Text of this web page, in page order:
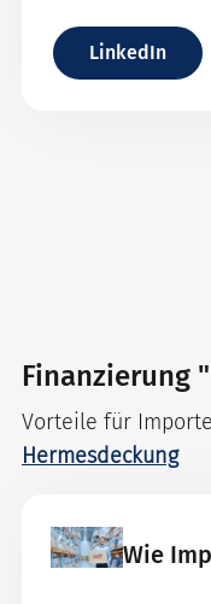
LinkedIn
Finanzierung
Vorteile für
Hermesdeckung
Wie